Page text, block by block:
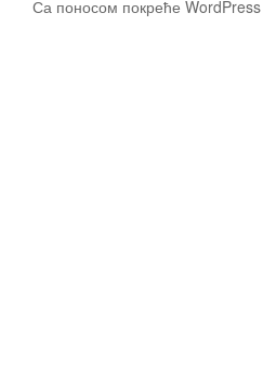
Са поносом покреће WordPress